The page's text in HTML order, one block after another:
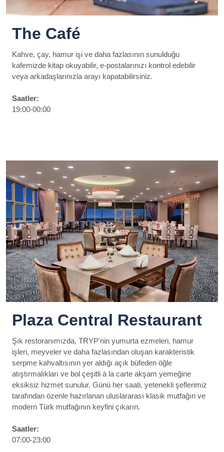
The Café
Kahve, çay, hamur işi ve daha fazlasının sunulduğu
kafemizde kitap okuyabilir, e-postalarınızı kontrol edebilir
veya arkadaşlarınızla arayı kapatabilirsiniz.
Saatler:
19:00-00:00
Plaza Central Restaurant
Şık restoranımızda, TRYP'nin yumurta ezmeleri, hamur
işleri, meyveler ve daha fazlasından oluşan karakteristik
serpme kahvaltısının yer aldığı açık büfeden öğle
atıştırmalıkları ve bol çeşitli à la carte akşam yemeğine
eksiksiz hizmet sunulur. Günü her saati, yetenekli şeflerimiz
tarafından özenle hazırlanan uluslararası klasik mutfağın ve
modern Türk mutfağının keyfini çıkarın.
Saatler:
07:00-23:00